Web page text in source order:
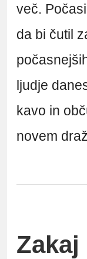
več.
da bi čutil
ljudje
kavo in
novem